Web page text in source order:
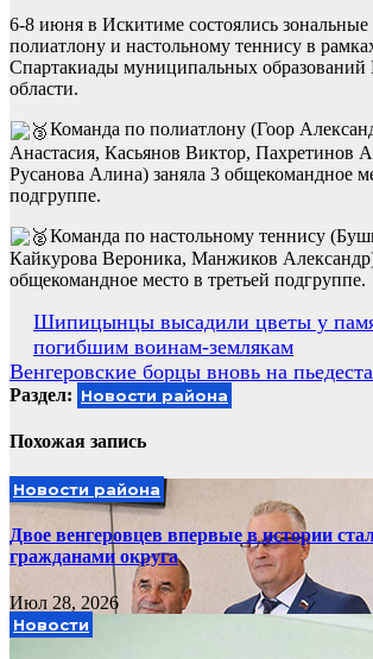
6-8 июня в Искитиме состоялись зональные
полиатлону и настольному теннису в
Спартакиады муниципальных образований
области.
Команда по полиатлону (Гоор
Анастасия, Касьянов Виктор, Пахретинов
Русанова Алина) заняла 3 общекомандное
подгруппе.
Команда по настольному теннису
Кайкурова Вероника, Манжиков
общекомандное место в третьей подгруппе.
Навигация
по
записям
Шипицынцы высадили цветы у
погибшим воинам-землякам
Венгеровские борцы вновь на
Раздел: Новости района
Похожая запись
Новости района
Двое венгеровцев впервые в истории
гражданами округа
Июл 28, 2026
Новости